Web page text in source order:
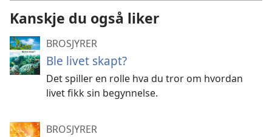
Kanskje du også liker
BROSJYRER
Ble livet skapt?
Det spiller en rolle hva du tror om hvordan
livet fikk sin begynnelse.
BROSJYRER